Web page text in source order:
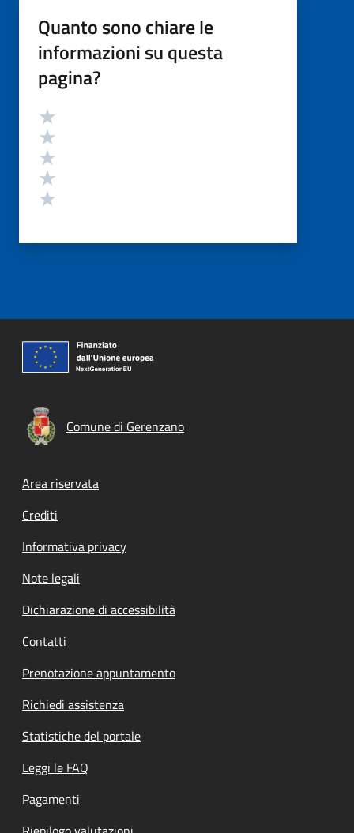
Quanto sono chiare le
informazioni su questa
pagina?
Valutazione
Comune di Gerenzano
Footer menu
Area riservata
Crediti
Informativa privacy
Note legali
Dichiarazione di accessibilità
Contatti
Prenotazione appuntamento
Richiedi assistenza
Statistiche del portale
Leggi le FAQ
Pagamenti